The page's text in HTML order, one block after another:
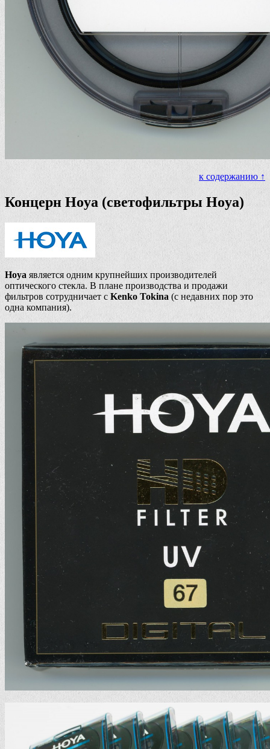
к содержанию ↑
Концерн Hoya (светофильтры Hoya)
Hoya является одним крупнейших производителей
оптического стекла. В плане производства и продажи
фильтров сотрудничает с Kenko Tokina (с недавних пор это
одна компания).